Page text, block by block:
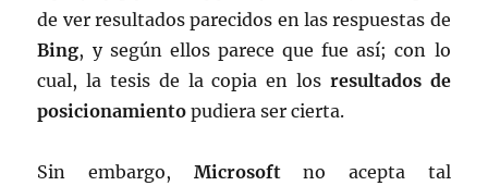
de ver resultados parecidos en las respuestas de
Bing, y según ellos parece que fue así; con lo
cual, la tesis de la copia en los resultados de
posicionamiento pudiera ser cierta.
Sin embargo, Microsoftno acepta tal